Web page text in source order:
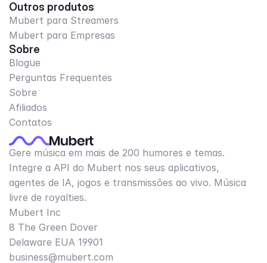
Outros produtos
Mubert para Streamers
Mubert para Empresas
Sobre
Blogue
Perguntas Frequentes
Sobre
Afiliados
Contatos
Gere música em mais de 200 humores e temas.
Integre a API do Mubert nos seus aplicativos,
agentes de IA, jogos e transmissões ao vivo. Música
livre de royalties.
Mubert Inc
8 The Green Dover
Delaware EUA 19901​
business@mubert.com